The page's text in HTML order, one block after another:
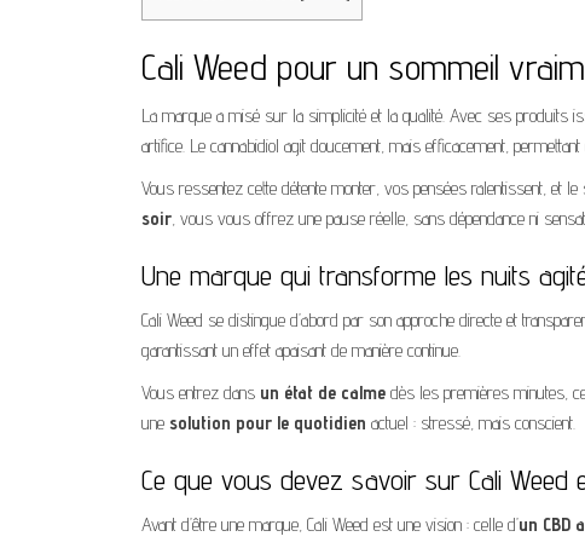
Cali Weed pour un sommeil
La marque a misé sur la simplicité et la qualité. Avec ses produits
artifice. Le cannabidiol agit doucement, mais efficacement,
Vous ressentez cette détente monter, vos pensées ralentissent, et
soir , vous vous offrez une pause réelle, sans dépendance ni
Une marque qui transforme les nuits
Cali Weed se distingue d’abord par son approche directe et
garantissant un effet apaisant de manière continue.
Vous entrez dans un état de calme dès les premières minutes,
une solution pour le quotidien actuel : stressé, mais conscient.
Ce que vous devez savoir sur Cali Weed
Avant d’être une marque, Cali Weed est une vision : celle d’un CBD